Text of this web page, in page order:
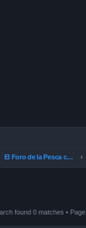
El Foro de la Pesca con Mosca en Chile
found 0 matches • Page